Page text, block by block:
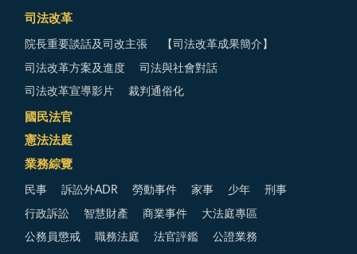
司法改革
院長重要談話及司改主張 【司法改革成果簡介】
司法改革方案及進度 司法與社會對話
司法改革宣導影片 裁判通俗化
國民法官
憲法法庭
業務綜覽
民事 訴訟外ADR 勞動事件 家事 少年 刑事
行政訴訟 智慧財產 商業事件 大法庭專區
公務員懲戒 職務法庭 法官評鑑 公證業務